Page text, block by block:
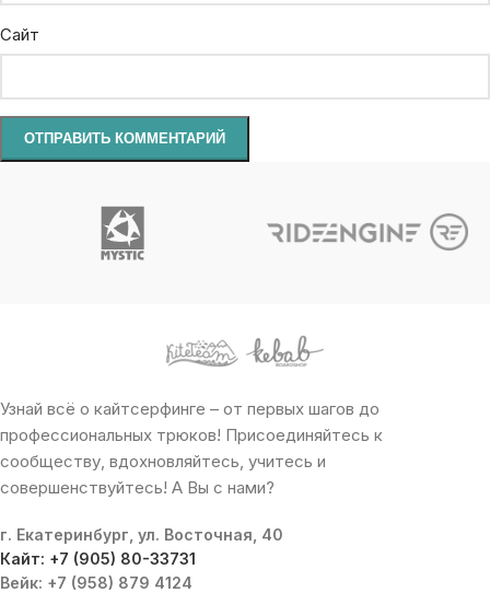
Сайт
Узнай всё о кайтсерфинге – от первых шагов до
профессиональных трюков! Присоединяйтесь к
сообществу, вдохновляйтесь, учитесь и
совершенствуйтесь! А Вы с нами?
г. Екатеринбург, ул. Восточная, 40
Кайт: +7 (905) 80-33731
Вейк: +7 (958) 879 4124